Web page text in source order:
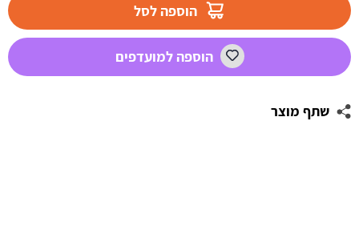
פירות
הוספה לסל
הוספה למועדפים
שתף מוצר